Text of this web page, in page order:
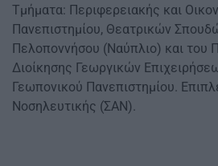
Τμήματα: Περιφερειακής και
Πανεπιστημίου, Θεατρικών
Πελοποννήσου (Ναύπλιο) και του
Διοίκησης Γεωργικών
Γεωπονικού Πανεπιστημίου.
Νοσηλευτικής (ΣΑΝ).